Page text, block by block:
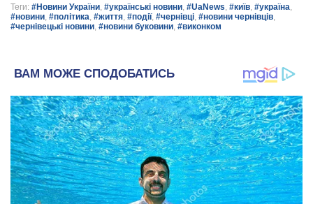
Теги: #Новини України, #українські новини, #UaNews, #київ, #україна,
#новини, #політика, #життя, #події, #чернівці, #новини чернівців,
#чернівецькі новини, #новини буковини, #виконком